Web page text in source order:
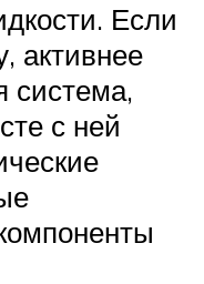
Если
активнее
система,
с ней